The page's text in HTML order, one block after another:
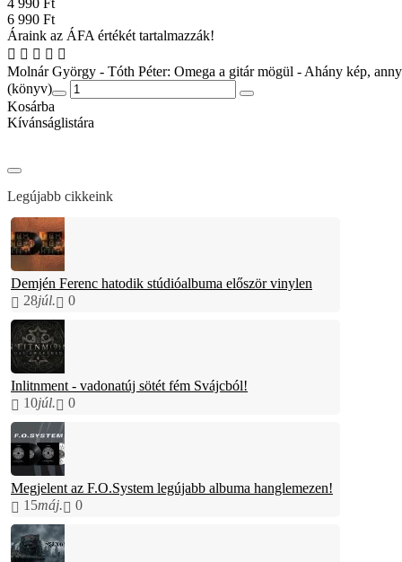
6 990 Ft
Áraink az ÁFA értékét tartalmazzák!
Molnár György - Tóth Péter: Omega a gitár mögül - Ahány kép,
(könyv)
Kosárba
Kívánságlistára
Legújabb cikkeink
Demjén Ferenc hatodik stúdióalbuma először vinylen
28júl. 0
Inlitnment - vadonatúj sötét fém Svájcból!
10júl. 0
Megjelent az F.O.System legújabb albuma hanglemezen!
15máj. 0